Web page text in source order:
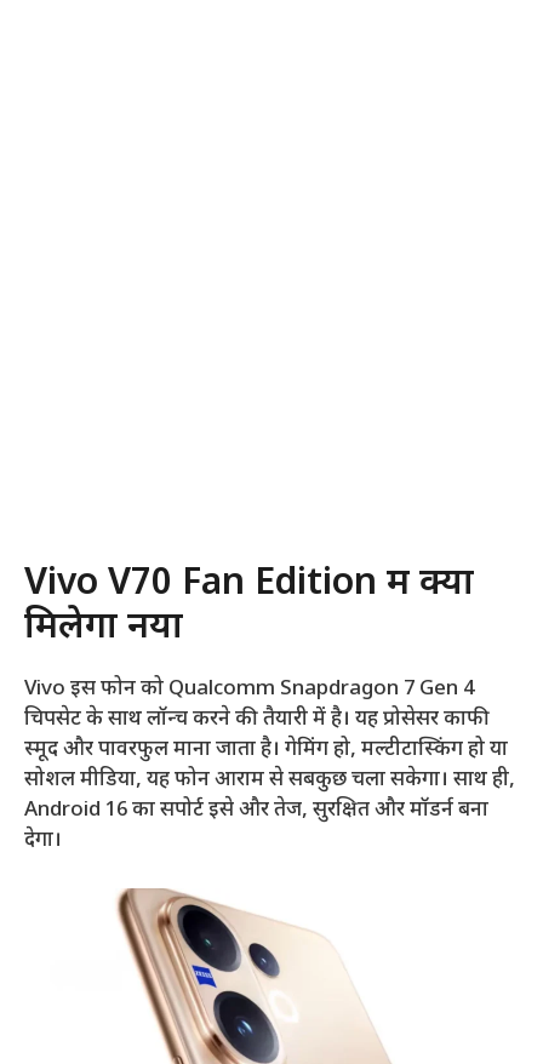
Vivo V70 Fan Edition में क्या
मिलेगा नया
Vivo इस फोन को Qualcomm Snapdragon 7 Gen 4
चिपसेट के साथ लॉन्च करने की तैयारी में है। यह प्रोसेसर काफी
स्मूद और पावरफुल माना जाता है। गेमिंग हो, मल्टीटास्किंग हो या
सोशल मीडिया, यह फोन आराम से सबकुछ चला सकेगा। साथ ही,
Android 16 का सपोर्ट इसे और तेज, सुरक्षित और मॉडर्न बना
देगा।